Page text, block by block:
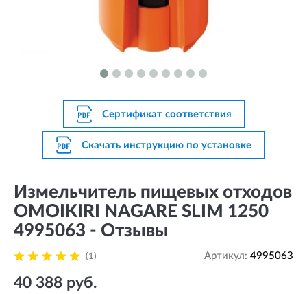
Сертификат соответствия
Скачать инструкцию по установке
Измельчитель пищевых отходов
OMOIKIRI NAGARE SLIM 1250
4995063 - Отзывы
(1) Артикул: 4995063
40 388 руб.